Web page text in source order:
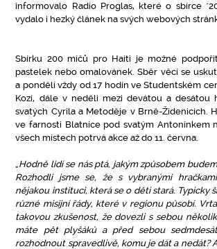
informovalo Radio Proglas, které o sbírce
vydalo i hezký článek na svých webových
Sbírku 200 míčů pro Haiti je možné
pastelek nebo omalovánek. Sběr věcí se
a pondělí vždy od 17 hodin ve Studentském
Kozí, dále v neděli mezi devátou a desátou
svatých Cyrila a Metoděje v Brně-Židenicích.
ve farnosti Blatnice pod svatým Antonínkem
všech místech potrvá akce až do 11. června.
„Hodně lidí se nás ptá, jakým způsobem
Rozhodli jsme se, že s vybranými
nějakou instituci, která se o děti stará. Typicky
různé misijní řády, které v regionu působí.
takovou zkušenost, že dovezli s sebou
máte pět plyšáků a před sebou
rozhodnout spravedlivě, komu je dát a nedát?